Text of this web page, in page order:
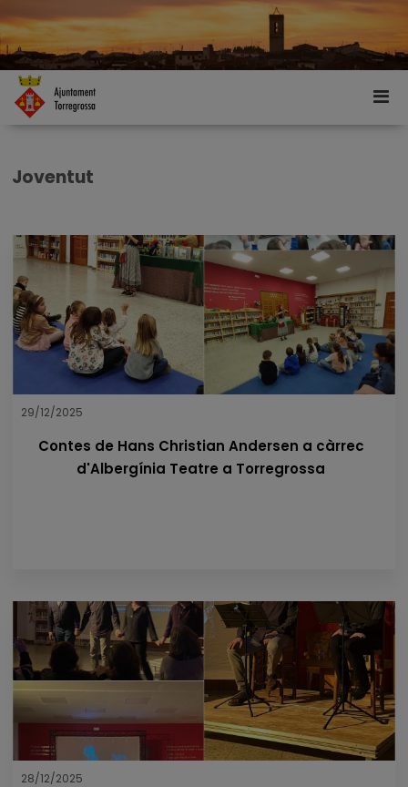
Joventut
29/12/2025
Contes de Hans Christian Andersen a càrrec
d'Albergínia Teatre a Torregrossa
28/12/2025